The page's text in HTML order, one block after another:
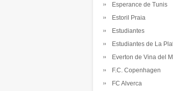
Esperance de Tunis
Estoril Praia
Estudiantes
Estudiantes de La
Everton de Vina del
F.C. Copenhagen
FC Alverca